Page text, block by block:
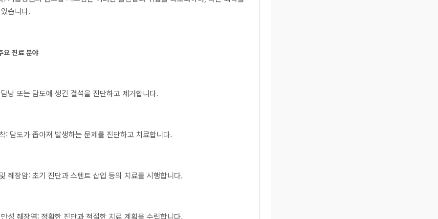
습니다.
요 진료 분야
낭 또는 담도에 생긴 결석을 진단하고 제거합니다.
: 담도가 좁아져 발생하는 문제를 진단하고 치료합니다.
췌장암: 초기 진단과 스텐트 삽입 등의 치료를 시행합니다.
성 췌장염: 정확한 진단과 적절한 치료 계획을 수립합니다.